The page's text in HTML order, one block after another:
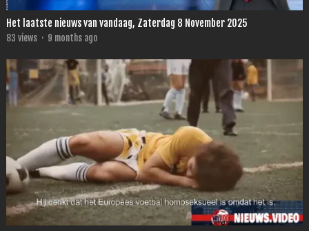
Het laatste nieuws van vandaag, Zaterdag 8 November 2025
83 views · 9 months ago